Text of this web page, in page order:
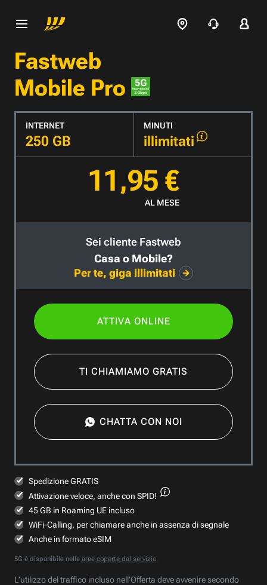
Fastweb
Mobile Pro
INTERNET
250 GB
MINUTI
illimitati
11,95 €
AL MESE
Sei cliente Fastweb
Casa o Mobile?
Per te, giga illimitati
ATTIVA ONLINE
TI CHIAMIAMO GRATIS
CHATTA CON NOI
Spedizione GRATIS
Attivazione veloce, anche con SPID!
45 GB in Roaming UE incluso
WiFi-Calling, per chiamare anche in assenza di segnale
Anche in formato eSIM
5G è disponibile nelle aree coperte dal servizio.
L’utilizzo del traffico incluso nell’Offerta deve avvenire secondo